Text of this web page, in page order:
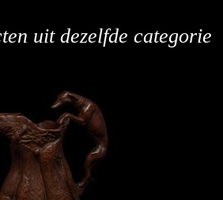
uit dezelfde categorie